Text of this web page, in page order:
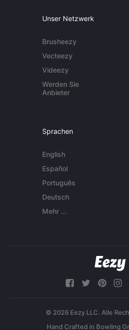
Unser Netzwerk
Brusheezy
Vecteezy
Videezy
Werden Sie
Anbieter
Sprachen
English
Español
Português
Deutsch
Mehr ...
© 2026 Eezy LLC. Alle